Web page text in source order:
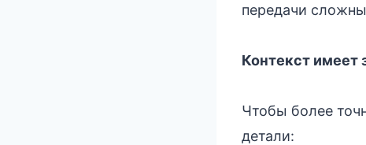
передачи
Контекст имеет
Чтобы более
детали: